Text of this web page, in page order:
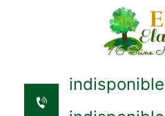
indisponible